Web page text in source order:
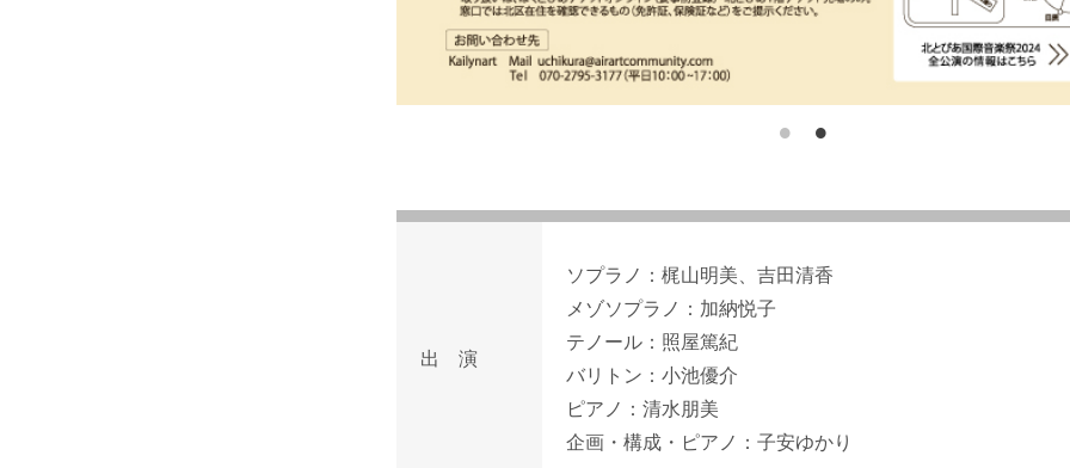
出 演
ソプラノ：梶山明美、吉田清香
メゾソプラノ：加納悦子
テノール：照屋篤紀
バリトン：小池優介
ピアノ：清水朋美
企画・構成・ピアノ：子安ゆかり